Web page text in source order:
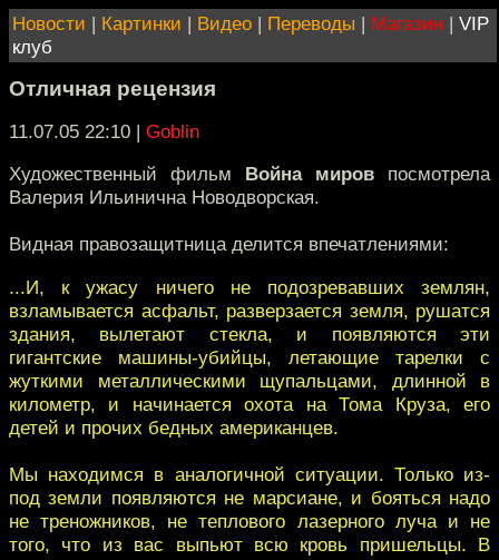
Новости | Картинки | Видео | Переводы | Магазин | VIP
клуб
Отличная рецензия
11.07.05 22:10 | Goblin
Художественный фильм Война миров посмотрела
Валерия Ильинична Новодворская.
Видная правозащитница делится впечатлениями:
...И, к ужасу ничего не подозревавших землян,
взламывается асфальт, разверзается земля, рушатся
здания, вылетают стекла, и появляются эти
гигантские машины-убийцы, летающие тарелки с
жуткими металлическими щупальцами, длинной в
километр, и начинается охота на Тома Круза, его
детей и прочих бедных американцев.
Мы находимся в аналогичной ситуации. Только из-
под земли появляются не марсиане, и бояться надо
не треножников, не теплового лазерного луча и не
того, что из вас выпьют всю кровь пришельцы. В